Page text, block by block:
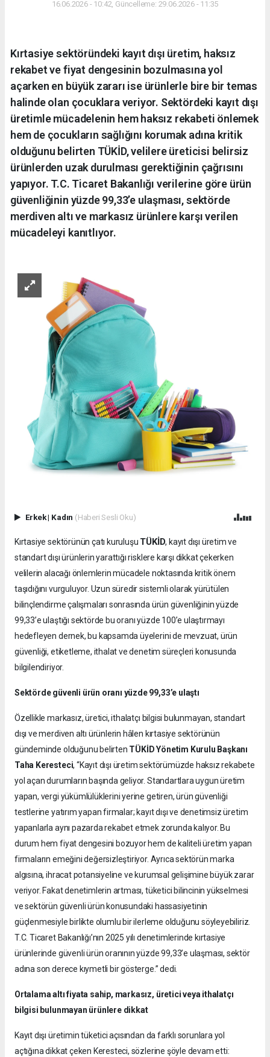
16.06.2026 - 10:42, Güncelleme: 29.06.2026 - 11:35
Kırtasiye sektöründeki kayıt dışı üretim, haksız
rekabet ve fiyat dengesinin bozulmasına yol
açarken en büyük zararı ise ürünlerle bire bir temas
halinde olan çocuklara veriyor. Sektördeki kayıt dışı
üretimle mücadelenin hem haksız rekabeti önlemek
hem de çocukların sağlığını korumak adına kritik
olduğunu belirten TÜKİD, velilere üreticisi belirsiz
ürünlerden uzak durulması gerektiğinin çağrısını
yapıyor. T.C. Ticaret Bakanlığı verilerine göre ürün
güvenliğinin yüzde 99,33’e ulaşması, sektörde
merdiven altı ve markasız ürünlere karşı verilen
mücadeleyi kanıtlıyor.
Erkek| Kadın (Haberi Sesli Oku)
Kırtasiye sektörünün çatı kuruluşu TÜKİD, kayıt dışı üretim ve
standart dışı ürünlerin yarattığı risklere karşı dikkat çekerken
velilerin alacağı önlemlerin mücadele noktasında kritik önem
taşıdığını vurguluyor. Uzun süredir sistemli olarak yürütülen
bilinçlendirme çalışmaları sonrasında ürün güvenliğinin yüzde
99,33’e ulaştığı sektörde bu oranı yüzde 100’e ulaştırmayı
hedefleyen dernek, bu kapsamda üyelerini de mevzuat, ürün
güvenliği, etiketleme, ithalat ve denetim süreçleri konusunda
bilgilendiriyor.
Sektörde güvenli ürün oranı yüzde 99,33’e ulaştı
Özellikle markasız, üretici, ithalatçı bilgisi bulunmayan, standart
dışı ve merdiven altı ürünlerin hâlen kırtasiye sektörünün
gündeminde olduğunu belirten TÜKİD Yönetim Kurulu Başkanı
Taha Keresteci, “Kayıt dışı üretim sektörümüzde haksız rekabete
yol açan durumların başında geliyor. Standartlara uygun üretim
yapan, vergi yükümlülüklerini yerine getiren, ürün güvenliği
testlerine yatırım yapan firmalar; kayıt dışı ve denetimsiz üretim
yapanlarla aynı pazarda rekabet etmek zorunda kalıyor. Bu
durum hem fiyat dengesini bozuyor hem de kaliteli üretim yapan
firmaların emeğini değersizleştiriyor. Ayrıca sektörün marka
algısına, ihracat potansiyeline ve kurumsal gelişimine büyük zarar
veriyor. Fakat denetimlerin artması, tüketici bilincinin yükselmesi
ve sektörün güvenli ürün konusundaki hassasiyetinin
güçlenmesiyle birlikte olumlu bir ilerleme olduğunu söyleyebiliriz.
T.C. Ticaret Bakanlığı’nın 2025 yılı denetimlerinde kırtasiye
ürünlerinde güvenli ürün oranının yüzde 99,33’e ulaşması, sektör
adına son derece kıymetli bir gösterge.” dedi.
Ortalama altı fiyata sahip, markasız, üretici veya ithalatçı
bilgisi bulunmayan ürünlere dikkat
Kayıt dışı üretimin tüketici açısından da farklı sorunlara yol
açtığına dikkat çeken Keresteci, sözlerine şöyle devam etti: